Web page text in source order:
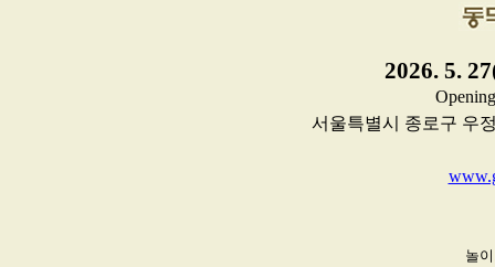
2026. 5.
서울특별시 종로구 우
놀